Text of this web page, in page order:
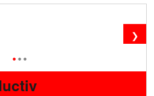
❯
•••